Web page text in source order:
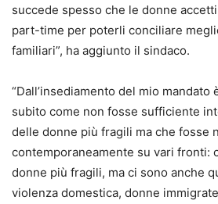
succede spesso che le donne
part-time per poterli conciliare
familiari”, ha aggiunto il sindaco.
“Dall’insediamento del mio mandato
subito come non fosse sufficiente
delle donne più fragili ma che fosse
contemporaneamente su vari fronti:
donne più fragili, ma ci sono anche
violenza domestica, donne